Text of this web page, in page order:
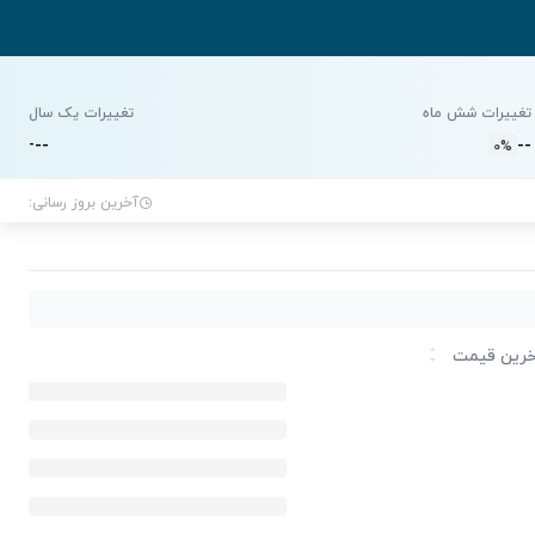
تغییرات شش ماه
-
-
0%
تغییرات یک سال
-
-
-
آخرین بروز رسانی:
قیمت